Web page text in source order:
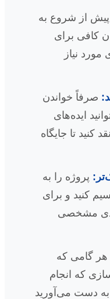
پیش از شروع به
کافی برای
نیاز
صرفاً خواندن
ایده‌های
کنید تا جایگاه
پروژه را به
کنید و برای
مشخصی
هر گامی که
که انجام
به دست می‌آورید